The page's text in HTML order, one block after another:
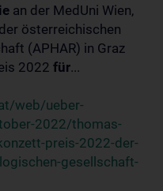
an der MedUni Wien,
österreichischen
(APHAR) in Graz
2022 für...
web/ueber-
2022/thomas-
preis-2022-der-
gesellschaft-